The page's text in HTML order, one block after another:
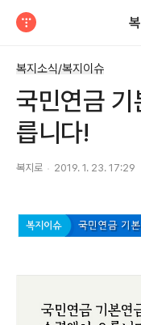
복지소식/복지이슈
국민연금
릅니다!
복지로 2019. 1. 23. 17:29